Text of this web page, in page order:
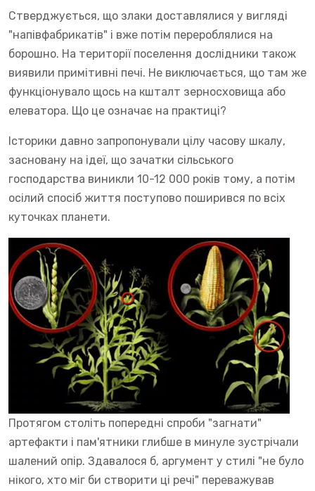
Стверджується, що злаки доставлялися у вигляді
"напівфабрикатів" і вже потім перероблялися на
борошно. На території поселення дослідники також
виявили примітивні печі. Не виключається, що там же
функціонувало щось на кшталт зерносховища або
елеватора. Що це означає на практиці?
Історики давно запропонували цілу часову шкалу,
засновану на ідеї, що зачатки сільського
господарства виникли 10-12 000 років тому, а потім
осілий спосіб життя поступово поширився по всіх
куточках планети.
Протягом століть попередні спроби "загнати"
артефакти і пам'ятники глибше в минуле зустрічали
шалений опір. Здавалося б, аргумент у стилі "не було
нікого, хто міг би створити ці речі" переважував